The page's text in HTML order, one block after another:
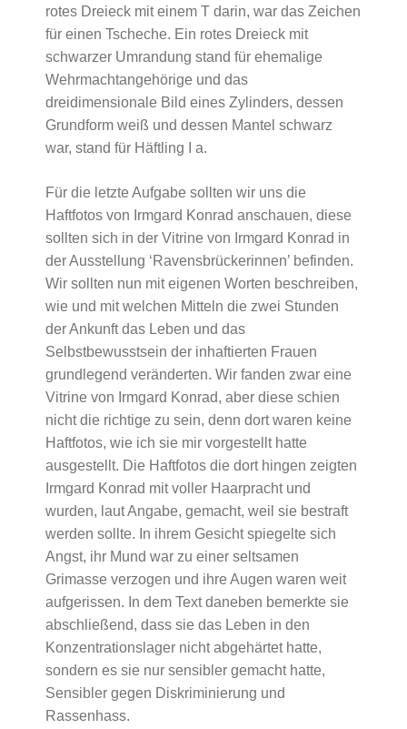
rotes Dreieck mit einem T darin, war das Zeichen
für einen Tscheche. Ein rotes Dreieck mit
schwarzer Umrandung stand für ehemalige
Wehrmachtangehörige und das
dreidimensionale Bild eines Zylinders, dessen
Grundform weiß und dessen Mantel schwarz
war, stand für Häftling I a.
Für die letzte Aufgabe sollten wir uns die
Haftfotos von Irmgard Konrad anschauen, diese
sollten sich in der Vitrine von Irmgard Konrad in
der Ausstellung ‘Ravensbrückerinnen’ befinden.
Wir sollten nun mit eigenen Worten beschreiben,
wie und mit welchen Mitteln die zwei Stunden
der Ankunft das Leben und das
Selbstbewusstsein der inhaftierten Frauen
grundlegend veränderten. Wir fanden zwar eine
Vitrine von Irmgard Konrad, aber diese schien
nicht die richtige zu sein, denn dort waren keine
Haftfotos, wie ich sie mir vorgestellt hatte
ausgestellt. Die Haftfotos die dort hingen zeigten
Irmgard Konrad mit voller Haarpracht und
wurden, laut Angabe, gemacht, weil sie bestraft
werden sollte. In ihrem Gesicht spiegelte sich
Angst, ihr Mund war zu einer seltsamen
Grimasse verzogen und ihre Augen waren weit
aufgerissen. In dem Text daneben bemerkte sie
abschließend, dass sie das Leben in den
Konzentrationslager nicht abgehärtet hatte,
sondern es sie nur sensibler gemacht hatte,
Sensibler gegen Diskriminierung und
Rassenhass.